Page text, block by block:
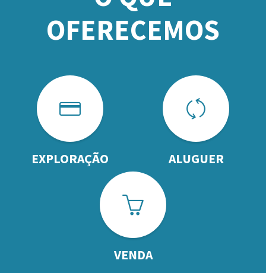
OFERECEMOS
EXPLORAÇÃO ALUGUER
VENDA